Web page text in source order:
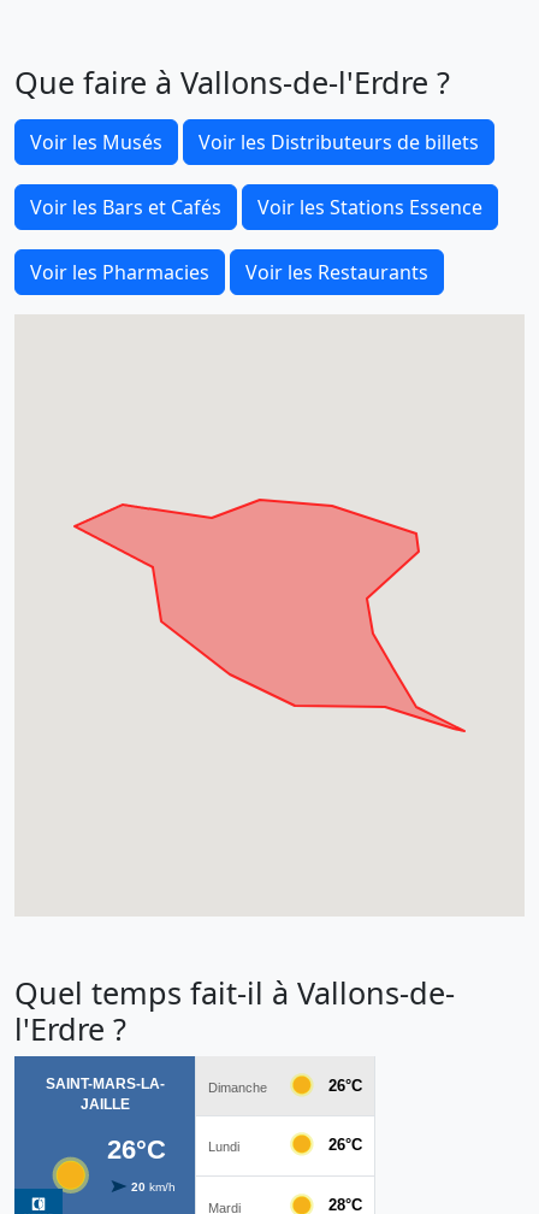
Que faire à Vallons-de-l'Erdre ?
Voir les Musés Voir les Distributeurs de billets
Voir les Bars et Cafés Voir les Stations Essence
Voir les Pharmacies Voir les Restaurants
Quel temps fait-il à Vallons-de-
l'Erdre ?